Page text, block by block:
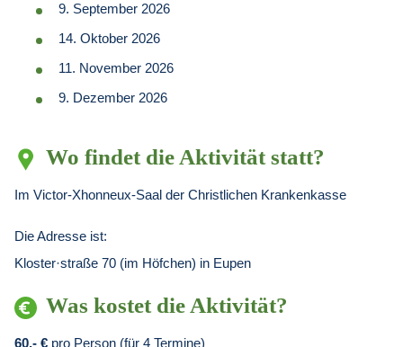
9. September 2026
14. Oktober 2026
11. November 2026
9. Dezember 2026
Wo findet die Aktivität statt?
Im Victor-Xhonneux-Saal der Christlichen Krankenkasse
Die Adresse ist:
Kloster·straße 70 (im Höfchen) in Eupen
Was kostet die Aktivität?
60,- € pro Person (für 4 Termine)